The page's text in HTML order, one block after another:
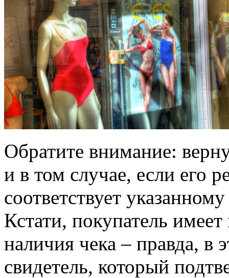
Обратите внимание:
и в том случае, если его
соответствует
Кстати, покупатель имеет
наличия чека – правда, в
свидетель, который